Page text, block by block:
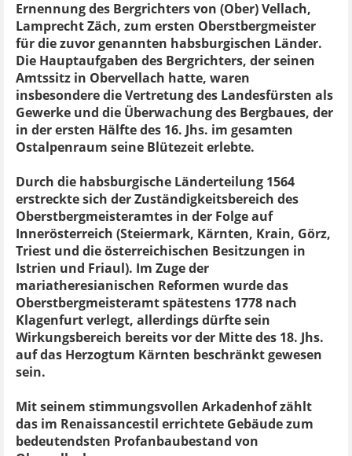
Ernennung des Bergrichters von (Ober) Vellach,
Lamprecht Zäch, zum ersten Oberstbergmeister
für die zuvor genannten habsburgischen Länder.
Die Hauptaufgaben des Bergrichters, der seinen
Amtssitz in Obervellach hatte, waren
insbesondere die Vertretung des Landesfürsten als
Gewerke und die Überwachung des Bergbaues, der
in der ersten Hälfte des 16. Jhs. im gesamten
Ostalpenraum seine Blütezeit erlebte.
Durch die habsburgische Länderteilung 1564
erstreckte sich der Zuständigkeitsbereich des
Oberstbergmeisteramtes in der Folge auf
Innerösterreich (Steiermark, Kärnten, Krain, Görz,
Triest und die österreichischen Besitzungen in
Istrien und Friaul). Im Zuge der
mariatheresianischen Reformen wurde das
Oberstbergmeisteramt spätestens 1778 nach
Klagenfurt verlegt, allerdings dürfte sein
Wirkungsbereich bereits vor der Mitte des 18. Jhs.
auf das Herzogtum Kärnten beschränkt gewesen
sein.
Mit seinem stimmungsvollen Arkadenhof zählt
das im Renaissancestil errichtete Gebäude zum
bedeutendsten Profanbaubestand von